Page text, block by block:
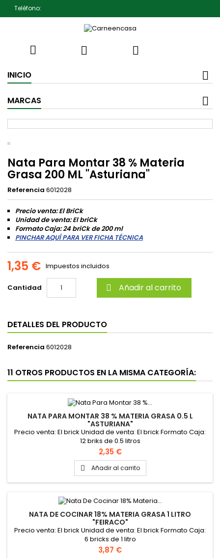
Teléfono:
  
INICIO
MARCAS
Nata Para Montar 38 % Materia
Grasa 200 ML "Asturiana"
Referencia 6012028
Precio venta: El BriCk
Unidad de venta: El briCk
Formato Caja: 24 briCk de 200 ml
PINCHAR AQUÍ PARA VER FICHA TÉCNICA
1,35 € Impuestos incluidos
Cantidad  Añadir al carrito
DETALLES DEL PRODUCTO
Referencia 6012028
11 OTROS PRODUCTOS EN LA MISMA CATEGORÍA:
NATA PARA MONTAR 38 % MATERIA GRASA 0.5 L
"ASTURIANA"
Precio venta: El brick Unidad de venta: El brick Formato Caja:
12 briks de 0.5 litros
Precio
2,35 €
 Añadir al carrito
NATA DE COCINAR 18% MATERIA GRASA 1 LITRO
"FEIRACO"
Precio venta: El brick Unidad de venta: El brick Formato Caja:
6 bricks de 1 litro
Precio
3,87 €